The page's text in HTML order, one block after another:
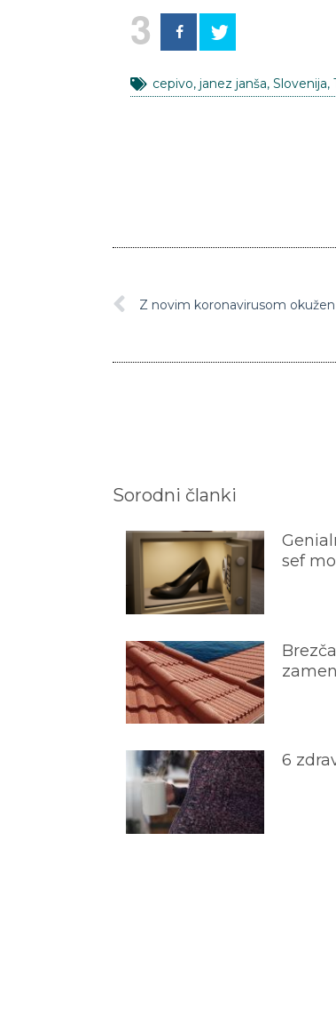
3
cepivo, janez janša, Slovenija,
Z novim koronavirusom
Sorodni članki
sef
6